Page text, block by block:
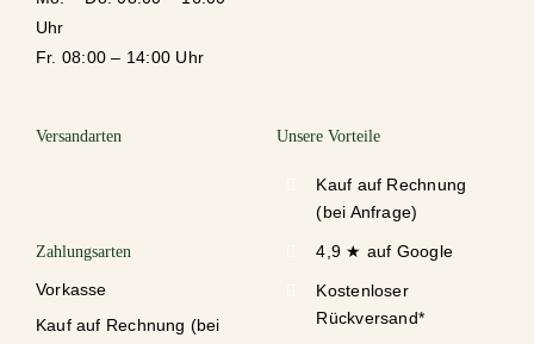
Uhr
Fr. 08:00 – 14:00 Uhr
Versandarten
Zahlungsarten
Vorkasse
Kauf auf Rechnung (bei
Unsere Vorteile
Kauf auf Rechnung
(bei Anfrage)
4,9 ★ auf Google
Kostenloser
Rückversand*